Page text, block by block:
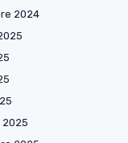
2024
2025